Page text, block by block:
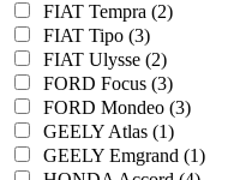
FIAT Tempra (2)
FIAT Tipo (3)
FIAT Ulysse (2)
FORD Focus (3)
FORD Mondeo (3)
GEELY Atlas (1)
GEELY Emgrand (1)